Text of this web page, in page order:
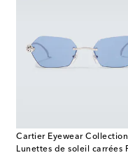
Cartier Eyewear Collection